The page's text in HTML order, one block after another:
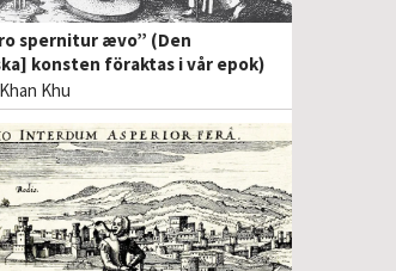
spernitur ævo” (Den
konsten föraktas i vår epok)
Khu